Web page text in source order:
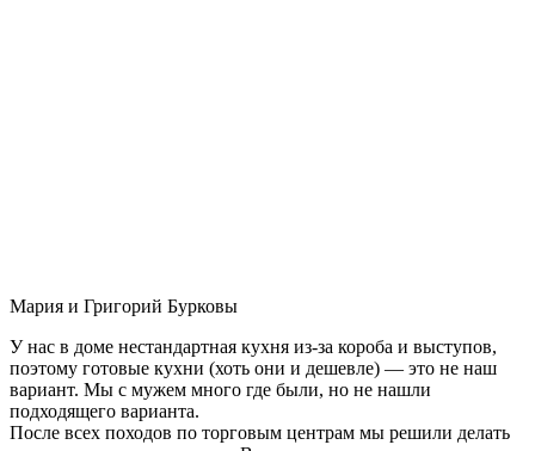
Мария и Григорий Бурковы
У нас в доме нестандартная кухня из-за короба и выступов,
поэтому готовые кухни (хоть они и дешевле) — это не наш
вариант. Мы с мужем много где были, но не нашли
подходящего варианта.
После всех походов по торговым центрам мы решили делать